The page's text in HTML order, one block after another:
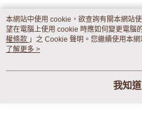
熱門標籤
本網站中使用 cookie，欲查詢有關本網站
望在電腦上使用 cookie 時應如何變更電腦
權條款 」之 Cookie 聲明。您繼續使用本
用條款之 Cookie 聲明使用 cookie。
了解更多 >
我知